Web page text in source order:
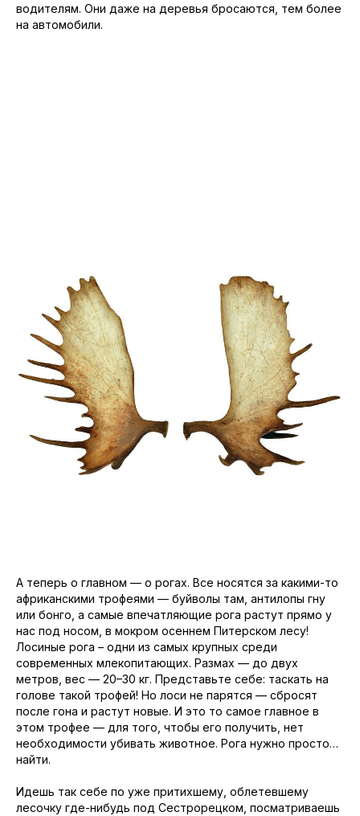
водителям. Они даже на деревья бросаются, тем более
на автомобили.
А теперь о главном — о рогах. Все носятся за какими-то
африканскими трофеями — буйволы там, антилопы гну
или бонго, а самые впечатляющие рога растут прямо у
нас под носом, в мокром осеннем Питерском лесу!
Лосиные рога – одни из самых крупных среди
современных млекопитающих. Размах — до двух
метров, вес — 20–30 кг. Представьте себе: таскать на
голове такой трофей! Но лоси не парятся — сбросят
после гона и растут новые. И это то самое главное в
этом трофее — для того, чтобы его получить, нет
необходимости убивать животное. Рога нужно просто…
найти.
Идешь так себе по уже притихшему, облетевшему
лесочку где-нибудь под Сестрорецком, посматриваешь